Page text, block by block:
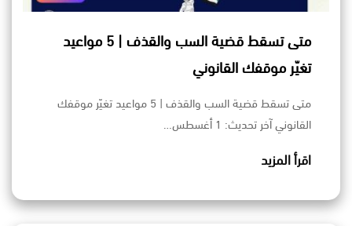
متى تسقط قضية السب والقذف | 5 مواعيد
تغيّر موقفك القانوني
متى تسقط قضية السب والقذف | 5 مواعيد تغيّر موقفك
القانوني آخر تحديث: 1 أغسطس…
اقرأ المزيد